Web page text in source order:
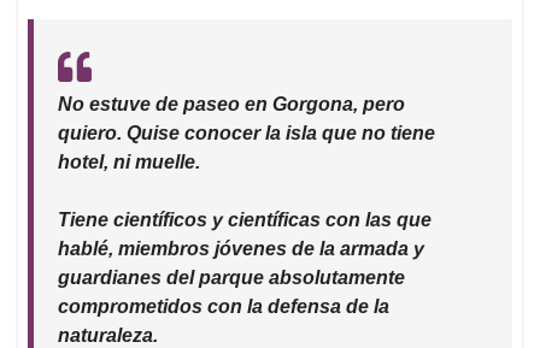
No estuve de paseo en Gorgona, pero
quiero. Quise conocer la isla que no tiene
hotel, ni muelle.
Tiene científicos y científicas con las que
hablé, miembros jóvenes de la armada y
guardianes del parque absolutamente
comprometidos con la defensa de la
naturaleza.